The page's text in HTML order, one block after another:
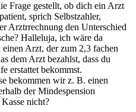
Frage gestellt, ob dich ein Arzt
sprich Selbstzahler,
Arztrrechnung den Unterschied
Halleluja, ich wäre da
Arzt, der zum 2,3 fachen
dem Arzt bezahlst, dass du
erstattet bekommst.
bekommen wir z. B. einen
der Mindespension
nicht?